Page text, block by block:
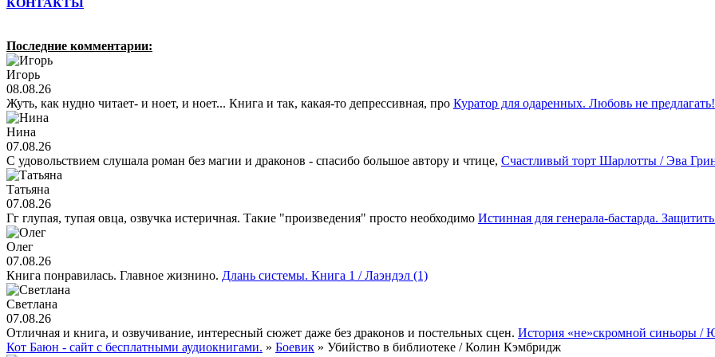
КОНТАКТЫ
Последние комментарии:
Игорь
08.08.26
Жуть, как нудно читает- и ноет, и ноет... Книга и так, какая-то депрессивная, про Куратор для одаренных. Любовь не
Нина
07.08.26
С удовольствием слушала роман без магии и драконов - спасибо большое автору и чтице, Счастливый торт Шарлотты / Эва
Татьяна
07.08.26
Гг глупая, тупая овца, озвучка истеричная. Такие "произведения" просто необходимо Истинная для генерала-бастарда.
Олег
07.08.26
Книга понравилась. Главное жизнино. Длань системы. Книга 1 / Лаэндэл (1)
Светлана
07.08.26
Отличная и книга, и озвучивание, интересный сюжет даже без драконов и постельных сцен. История «не»скромной синьоры /
Кот Баюн - сайт с бесплатными аудиокнигами. » Боевик » Убийство в библиотеке / Колин Кэмбридж